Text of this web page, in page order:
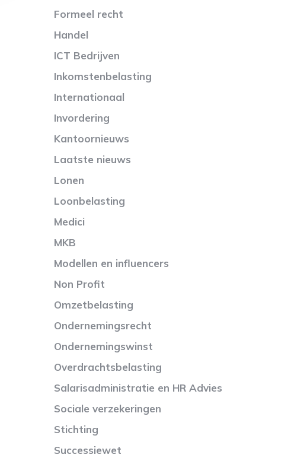
Formeel recht
Handel
ICT Bedrijven
Inkomstenbelasting
Internationaal
Invordering
Kantoornieuws
Laatste nieuws
Lonen
Loonbelasting
Medici
MKB
Modellen en influencers
Non Profit
Omzetbelasting
Ondernemingsrecht
Ondernemingswinst
Overdrachtsbelasting
Salarisadministratie en HR Advies
Sociale verzekeringen
Stichting
Successiewet